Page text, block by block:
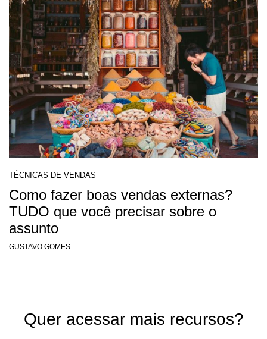
TÉCNICAS DE VENDAS
Como fazer boas vendas externas?
TUDO que você precisar sobre o
assunto
GUSTAVO GOMES
Quer acessar mais recursos?